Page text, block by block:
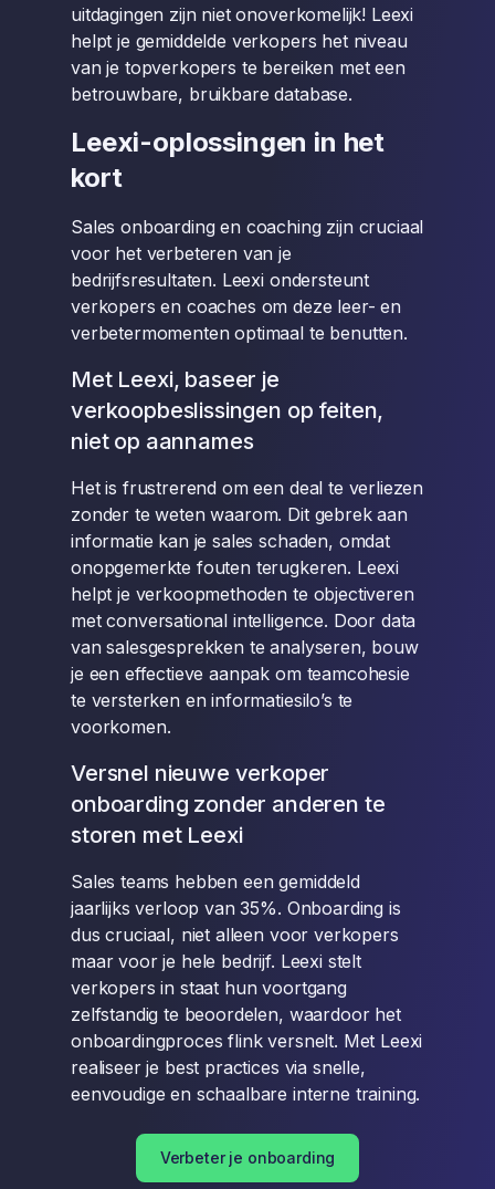
uitdagingen zijn niet onoverkomelijk! Leexi
helpt je gemiddelde verkopers het niveau
van je topverkopers te bereiken met een
betrouwbare, bruikbare database.
Leexi-oplossingen in het
kort
Sales onboarding en coaching zijn cruciaal
voor het verbeteren van je
bedrijfsresultaten. Leexi ondersteunt
verkopers en coaches om deze leer- en
verbetermomenten optimaal te benutten.
Met Leexi, baseer je
verkoopbeslissingen op feiten,
niet op aannames
Het is frustrerend om een deal te verliezen
zonder te weten waarom. Dit gebrek aan
informatie kan je sales schaden, omdat
onopgemerkte fouten terugkeren. Leexi
helpt je verkoopmethoden te objectiveren
met conversational intelligence. Door data
van salesgesprekken te analyseren, bouw
je een effectieve aanpak om teamcohesie
te versterken en informatiesilo’s te
voorkomen.
Versnel nieuwe verkoper
onboarding zonder anderen te
storen met Leexi
Sales teams hebben een gemiddeld
jaarlijks verloop van 35%. Onboarding is
dus cruciaal, niet alleen voor verkopers
maar voor je hele bedrijf. Leexi stelt
verkopers in staat hun voortgang
zelfstandig te beoordelen, waardoor het
onboardingproces flink versnelt. Met Leexi
realiseer je best practices via snelle,
eenvoudige en schaalbare interne training.
Verbeter je onboarding